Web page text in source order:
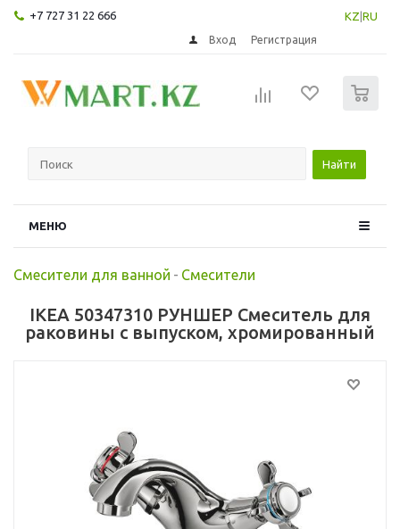
+7 727 31 22 666 KZ RU
Вход Регистрация
Найти
МЕНЮ
Смесители для ванной - Смесители
IKEA 50347310 РУНШЕР Смеситель для
раковины с выпуском, хромированный